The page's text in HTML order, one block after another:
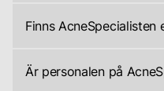
enbart
hanterar
hur
eller
erbjuder
gratis
för
Finns AcneSpecialisten
nu
har
Är personalen på